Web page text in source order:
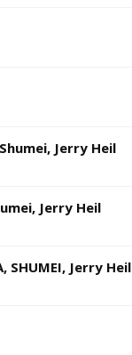
Jerry Heil
Jerry Heil
SHUMEI, Jerry Heil